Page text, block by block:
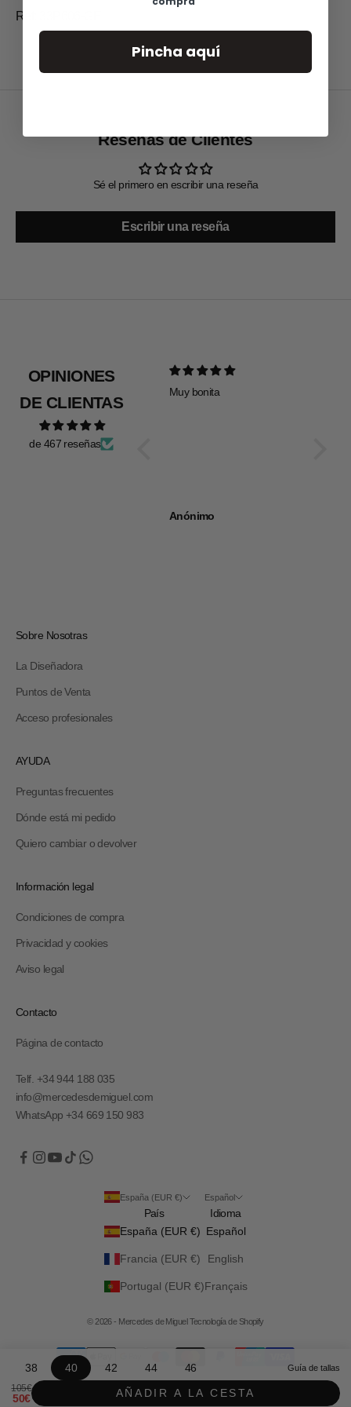
Ref: 33P606-GE
Reseñas de Clientes
Sé el primero en escribir una reseña
Escribir una reseña
OPINIONES
DE CLIENTAS
de 467 reseñas
Muy bonita
Anónimo
Sobre Nosotras
La Diseñadora
Puntos de Venta
Acceso profesionales
AYUDA
Preguntas frecuentes
Dónde está mi pedido
Quiero cambiar o devolver
Información legal
Condiciones de compra
Privacidad y cookies
Aviso legal
Contacto
Página de contacto
Telf. +34 944 188 035
info@mercedesdemiguel.com
WhatsApp +34 669 150 983
España (EUR €)
País
España (EUR €)
Francia (EUR €)
Portugal (EUR €)
Español
Idioma
Español
English
Français
© 2026 - Mercedes de MiguelTecnología de Shopify
38 40 42 44 46 Guía de tallas
Precio de oferta
50€
Precio normal
105€ AÑADIR A LA CESTA
Pincha aquí